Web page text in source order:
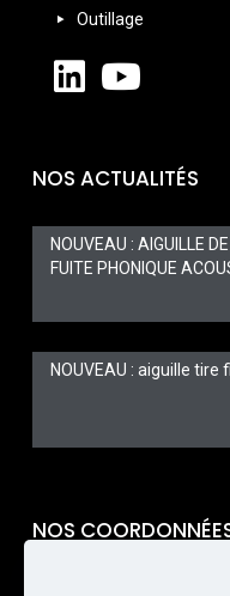
Outillage
NOS ACTUALITÉS
NOUVEAU : AIGUILLE
FUITE PHONIQUE
NOUVEAU : aiguille
NOS